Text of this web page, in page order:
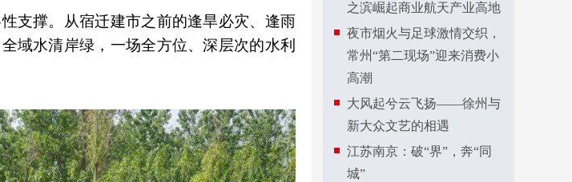
支撑。从宿迁建市之前的逢旱必灾、逢雨
域水清岸绿，一场全方位、深层次的水利
之滨崛起商业航天产业高地
夜市烟火与足球激情交织，
常州“第二现场”迎来消费小
高潮
大风起兮云飞扬——徐州与
新大众文艺的相遇
江苏南京：破“界”，奔“同
城”